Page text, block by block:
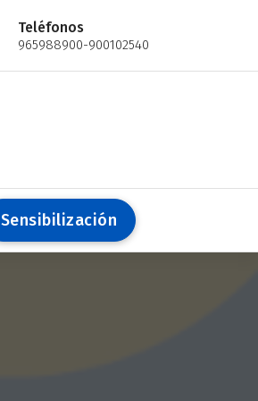
Teléfonos
965988900-900102540
Sensibilización